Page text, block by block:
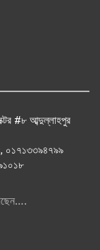
#৮ আব্দুল্লাহপুর
০১৭১৩৩৯৪৭৯৯